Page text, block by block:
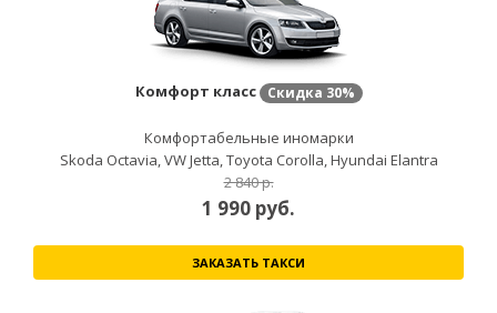
Комфорт класс Скидка 30%
Комфортабельные иномарки
Skoda Octavia, VW Jetta, Toyota Corolla, Hyundai Elantra
2 840 р.
1 990 руб.
ЗАКАЗАТЬ ТАКСИ